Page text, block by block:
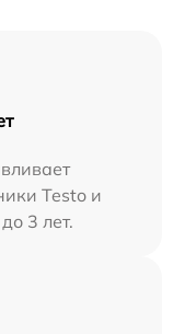
Testo и
3 лет.